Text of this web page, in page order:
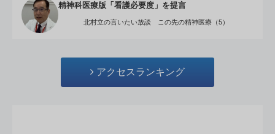
精神科医療版「看護必要度」を提言
北村立の言いたい放談 この先の精神医療（5）
アクセスランキング